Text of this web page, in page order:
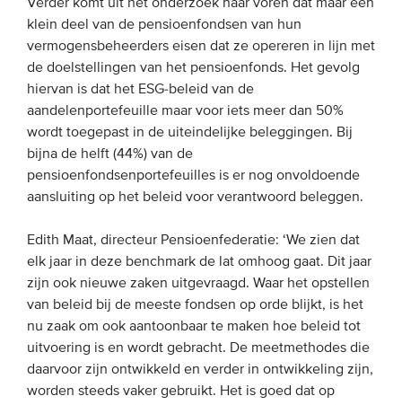
Verder komt uit het onderzoek naar voren dat maar een
klein deel van de pensioenfondsen van hun
vermogensbeheerders eisen dat ze opereren in lijn met
de doelstellingen van het pensioenfonds. Het gevolg
hiervan is dat het ESG-beleid van de
aandelenportefeuille maar voor iets meer dan 50%
wordt toegepast in de uiteindelijke beleggingen. Bij
bijna de helft (44%) van de
pensioenfondsenportefeuilles is er nog onvoldoende
aansluiting op het beleid voor verantwoord beleggen.
Edith Maat, directeur Pensioenfederatie: ‘We zien dat
elk jaar in deze benchmark de lat omhoog gaat. Dit jaar
zijn ook nieuwe zaken uitgevraagd. Waar het opstellen
van beleid bij de meeste fondsen op orde blijkt, is het
nu zaak om ook aantoonbaar te maken hoe beleid tot
uitvoering is en wordt gebracht. De meetmethodes die
daarvoor zijn ontwikkeld en verder in ontwikkeling zijn,
worden steeds vaker gebruikt. Het is goed dat op